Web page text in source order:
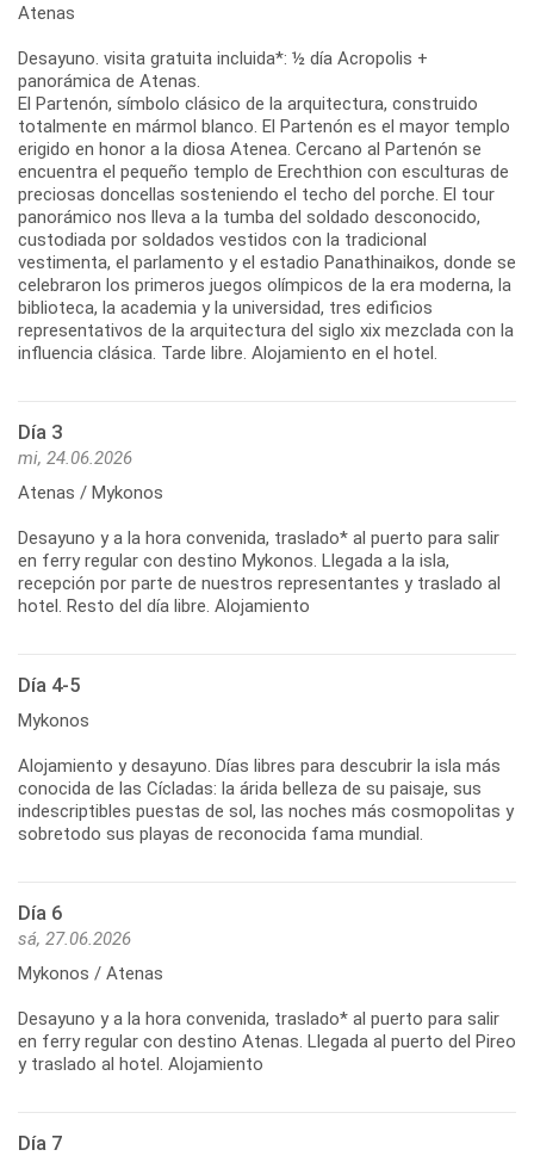
Atenas
Desayuno. visita gratuita incluida*: ½ día Acropolis +
panorámica de Atenas.
El Partenón, símbolo clásico de la arquitectura, construido
totalmente en mármol blanco. El Partenón es el mayor templo
erigido en honor a la diosa Atenea. Cercano al Partenón se
encuentra el pequeño templo de Erechthion con esculturas de
preciosas doncellas sosteniendo el techo del porche. El tour
panorámico nos lleva a la tumba del soldado desconocido,
custodiada por soldados vestidos con la tradicional
vestimenta, el parlamento y el estadio Panathinaikos, donde se
celebraron los primeros juegos olímpicos de la era moderna, la
biblioteca, la academia y la universidad, tres edificios
representativos de la arquitectura del siglo xix mezclada con la
influencia clásica. Tarde libre. Alojamiento en el hotel.
Día 3
mi, 24.06.2026
Atenas / Mykonos
Desayuno y a la hora convenida, traslado* al puerto para salir
en ferry regular con destino Mykonos. Llegada a la isla,
recepción por parte de nuestros representantes y traslado al
hotel. Resto del día libre. Alojamiento
Día 4-5
Mykonos
Alojamiento y desayuno. Días libres para descubrir la isla más
conocida de las Cícladas: la árida belleza de su paisaje, sus
indescriptibles puestas de sol, las noches más cosmopolitas y
sobretodo sus playas de reconocida fama mundial.
Día 6
sá, 27.06.2026
Mykonos / Atenas
Desayuno y a la hora convenida, traslado* al puerto para salir
en ferry regular con destino Atenas. Llegada al puerto del Pireo
y traslado al hotel. Alojamiento
Día 7